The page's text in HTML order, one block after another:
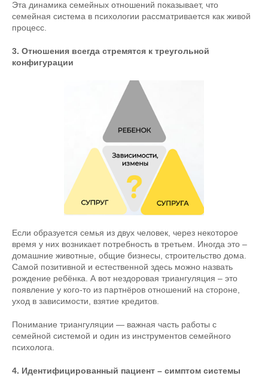
Эта динамика семейных отношений показывает, что
семейная система в психологии рассматривается как живой
процесс.
3. Отношения всегда стремятся к треугольной
конфигурации
Если образуется семья из двух человек, через некоторое
время у них возникает потребность в третьем. Иногда это –
домашние животные, общие бизнесы, строительство дома.
Самой позитивной и естественной здесь можно назвать
рождение ребёнка. А вот нездоровая триангуляция – это
появление у кого-то из партнёров отношений на стороне,
уход в зависимости, взятие кредитов.
Понимание триангуляции — важная часть работы с
семейной системой и один из инструментов семейного
психолога.
4. Идентифицированный пациент – симптом системы